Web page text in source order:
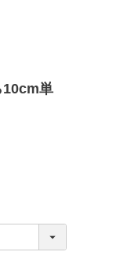
10cm単